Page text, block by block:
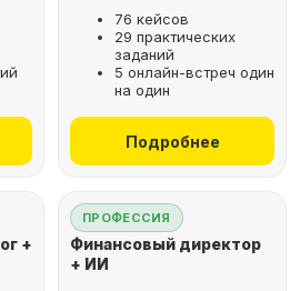
76 кейсов
29 практических
заданий
5 онлайн-встреч один
на один
Подробнее
+
ПРОФЕССИЯ
Финансовый директор
+ ИИ